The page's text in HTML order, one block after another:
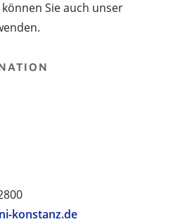
Sie auch unser
konstanz.de